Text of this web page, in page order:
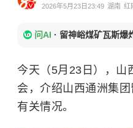
2026年5月23日23:49 湖南 红
问AI · 留神峪煤矿瓦斯爆
今天（5月23日），山
会，介绍山西通洲集
有关情况。